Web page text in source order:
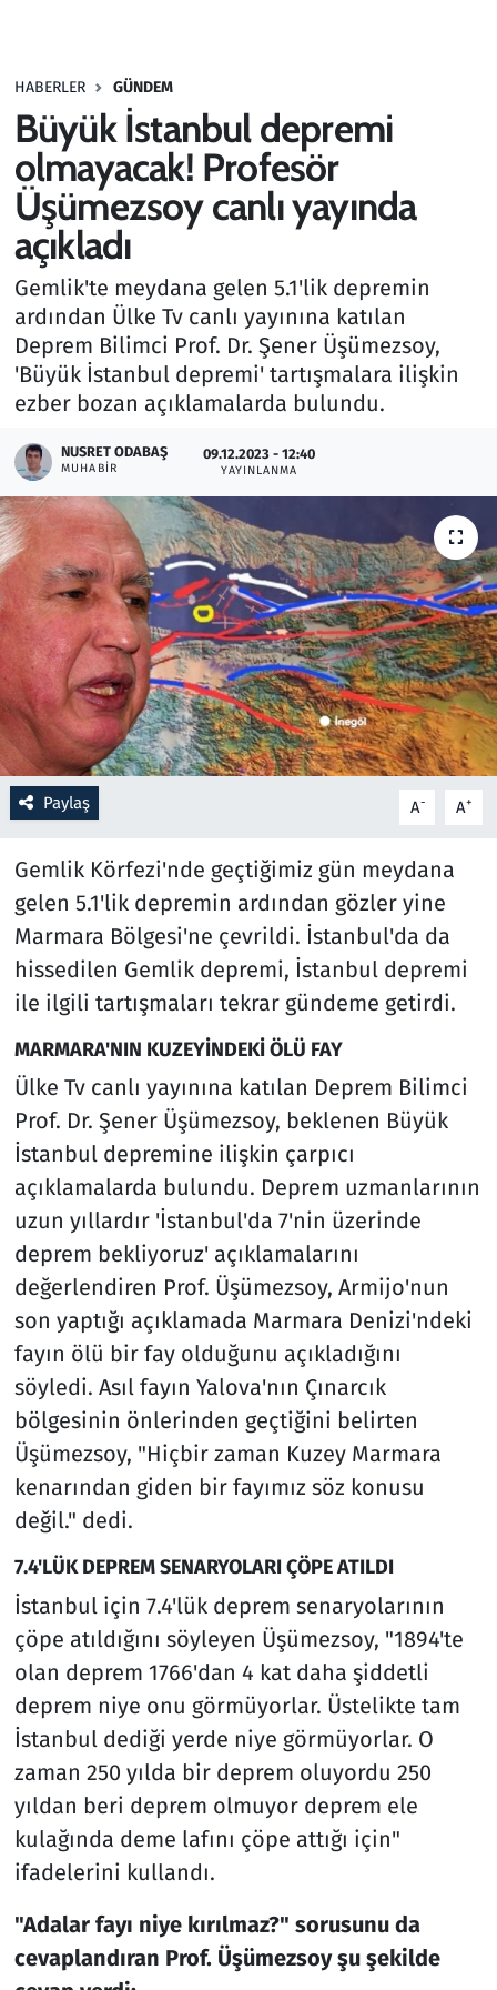
HABERLER GÜNDEM
Büyük İstanbul depremi
olmayacak! Profesör
Üşümezsoy canlı yayında
açıkladı
Gemlik'te meydana gelen 5.1'lik depremin
ardından Ülke Tv canlı yayınına katılan
Deprem Bilimci Prof. Dr. Şener Üşümezsoy,
'Büyük İstanbul depremi' tartışmalara ilişkin
ezber bozan açıklamalarda bulundu.
NUSRET ODABAŞ
MUHABIR
09.12.2023 - 12:40
YAYINLANMA
Paylaş A- A+
Gemlik Körfezi'nde geçtiğimiz gün meydana
gelen 5.1'lik depremin ardından gözler yine
Marmara Bölgesi'ne çevrildi. İstanbul'da da
hissedilen Gemlik depremi, İstanbul depremi
ile ilgili tartışmaları tekrar gündeme getirdi.
MARMARA'NIN KUZEYİNDEKİ ÖLÜ FAY
Ülke Tv canlı yayınına katılan Deprem Bilimci
Prof. Dr. Şener Üşümezsoy, beklenen Büyük
İstanbul depremine ilişkin çarpıcı
açıklamalarda bulundu. Deprem uzmanlarının
uzun yıllardır 'İstanbul'da 7'nin üzerinde
deprem bekliyoruz' açıklamalarını
değerlendiren Prof. Üşümezsoy, Armijo'nun
son yaptığı açıklamada Marmara Denizi'ndeki
fayın ölü bir fay olduğunu açıkladığını
söyledi. Asıl fayın Yalova'nın Çınarcık
bölgesinin önlerinden geçtiğini belirten
Üşümezsoy, "Hiçbir zaman Kuzey Marmara
kenarından giden bir fayımız söz konusu
değil." dedi.
7.4'LÜK DEPREM SENARYOLARI ÇÖPE ATILDI
İstanbul için 7.4'lük deprem senaryolarının
çöpe atıldığını söyleyen Üşümezsoy, "1894'te
olan deprem 1766'dan 4 kat daha şiddetli
deprem niye onu görmüyorlar. Üstelikte tam
İstanbul dediği yerde niye görmüyorlar. O
zaman 250 yılda bir deprem oluyordu 250
yıldan beri deprem olmuyor deprem ele
kulağında deme lafını çöpe attığı için"
ifadelerini kullandı.
"Adalar fayı niye kırılmaz?" sorusunu da
cevaplandıran Prof. Üşümezsoy şu şekilde
Haber
Kültür Sanat
Kurumsal Haberler
Lezzet Durağı
Memur ve Kamu
Otomobil
Ramazan
Resmi İlanlar
Rüya Tabirleri
Sağlık
Savunma Sanayi
Seçim 2023
Teknoloji ve Bilim
Televizyon